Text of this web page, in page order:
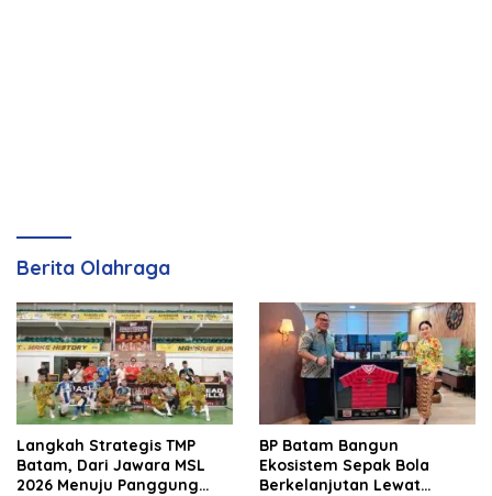
Berita Olahraga
Langkah Strategis TMP
Batam, Dari Jawara MSL
2026 Menuju Panggung
BP Batam Bangun
Ekosistem Sepak Bola
Berkelanjutan Lewat